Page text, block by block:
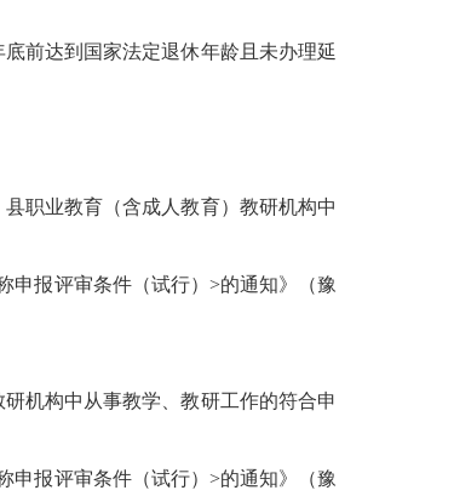
前达到国家法定退休年龄且未办理延
职业教育（含成人教育）教研机构中
申报评审条件（试行）>的通知》（豫
机构中从事教学、教研工作的符合申
申报评审条件（试行）>的通知》（豫